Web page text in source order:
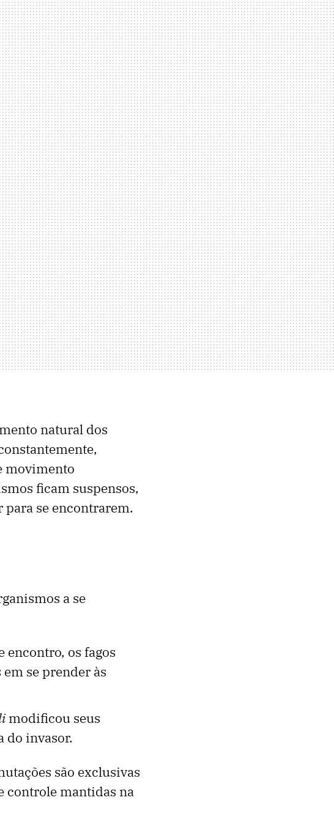
natural dos
movimento
ficam suspensos,
se encontrarem.
a se
encontro, os fagos
se prender às
modificou seus
do invasor.
são exclusivas
controle mantidas na